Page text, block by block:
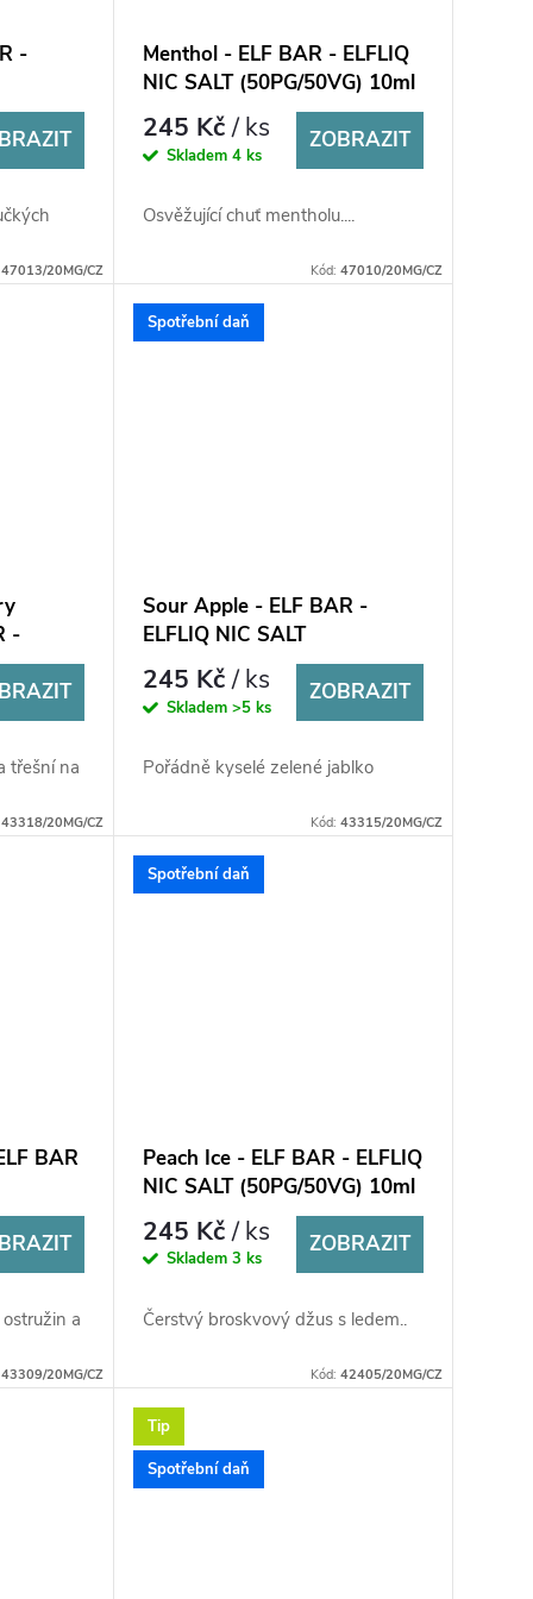
-
47013/20MG/CZ
Menthol - ELF BAR - ELFLIQ
NIC SALT (50PG/50VG) 10ml
245 Kč/ ks
Skladem 4 ks
ZOBRAZIT
Osvěžující chuť mentholu....
Kód: 47010/20MG/CZ
-
třešní na
43318/20MG/CZ
Spotřební daň
Sour Apple - ELF BAR -
ELFLIQ NIC SALT
(50PG/50VG) 10ml
245 Kč/ ks
Skladem >5 ks
ZOBRAZIT
Pořádně kyselé zelené jablko
Kód: 43315/20MG/CZ
BAR
a
43309/20MG/CZ
Spotřební daň
Peach Ice - ELF BAR - ELFLIQ
NIC SALT (50PG/50VG) 10ml
245 Kč/ ks
Skladem 3 ks
ZOBRAZIT
Čerstvý broskvový džus s ledem..
Kód: 42405/20MG/CZ
Tip
Spotřební daň